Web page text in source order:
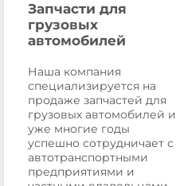
Запчасти для
грузовых
автомобилей
Наша компания
специализируется на
продаже запчастей для
грузовых автомобилей и
уже многие годы
успешно сотрудничает с
автотранспортными
предприятиями и